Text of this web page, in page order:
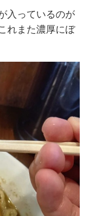
入っているのが
れまた濃厚にぼ